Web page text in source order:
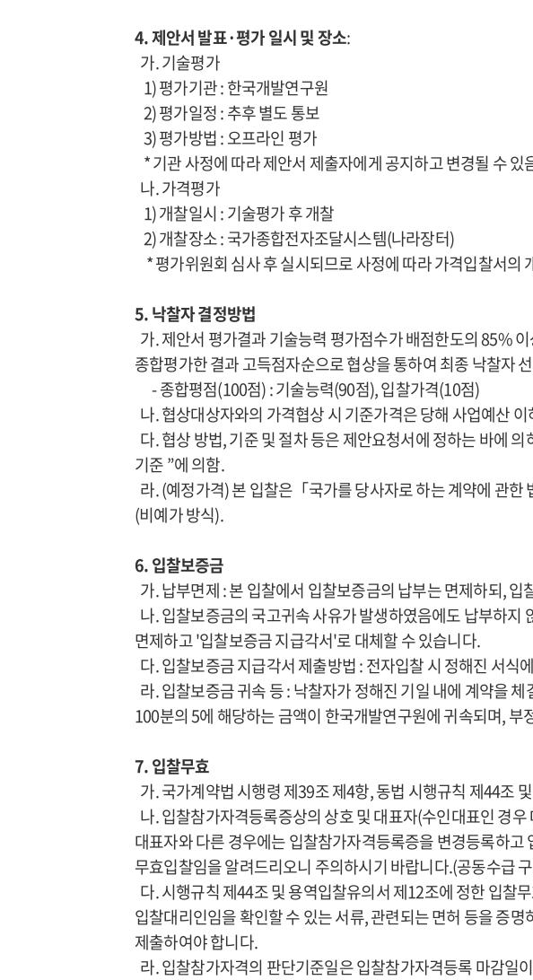
4. 제안서 발표·평가 일시 및 장소:
가. 기술평가
1) 평가기관 : 한국개발연구원
2) 평가일정 : 추후 별도 통보
3) 평가방법 : 오프라인 평가
* 기관 사정에 따라 제안서 제출자에게 공지하고 변경될 수 있
나. 가격평가
1) 개찰일시 : 기술평가 후 개찰
2) 개찰장소 : 국가종합전자조달시스템(나라장터)
* 평가위원회 심사 후 실시되므로 사정에 따라 가격입찰서의
5. 낙찰자 결정방법
가. 제안서 평가결과 기술능력 평가점수가 배점한도의 85%
종합평가한 결과 고득점자순으로 협상을 통하여 최종 낙찰자
- 종합평점(100점) : 기술능력(90점), 입찰가격(10점)
나. 협상대상자와의 가격협상 시 기준가격은 당해 사업예산
다. 협상 방법, 기준 및 절차 등은 제안요청서에 정하는 바에
기준 ”에 의함.
라. (예정가격) 본 입찰은「국가를 당사자로 하는 계약에 관
(비예가 방식).
6. 입찰보증금
가. 납부면제 : 본 입찰에서 입찰보증금의 납부는 면제하되,
나. 입찰보증금의 국고귀속 사유가 발생하였음에도 납부하
면제하고 '입찰보증금 지급각서'로 대체할 수 있습니다.
다. 입찰보증금 지급각서 제출방법 : 전자입찰 시 정해진 서식
라. 입찰보증금 귀속 등 : 낙찰자가 정해진 기일 내에 계약을
100분의 5에 해당하는 금액이 한국개발연구원에 귀속되며, 부
7. 입찰무효
가. 국가계약법 시행령 제39조 제4항, 동법 시행규칙 제44조
나. 입찰참가자격등록증상의 상호 및 대표자(수인대표인 경
대표자와 다른 경우에는 입찰참가자격등록증을 변경등록하
무효입찰임을 알려드리오니 주의하시기 바랍니다.(공동수급
다. 시행규칙 제44조 및 용역입찰유의서 제12조에 정한 입찰
입찰대리인임을 확인할 수 있는 서류, 관련되는 면허 등을 증
제출하여야 합니다.
라. 입찰참가자격의 판단기준일은 입찰참가자격등록 마감일